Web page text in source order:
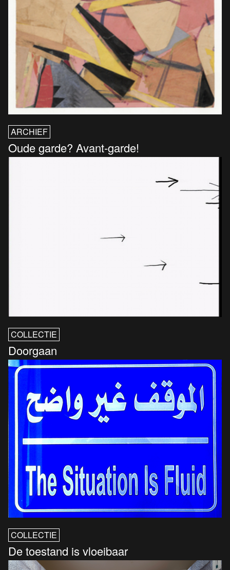
ARCHIEF
Oude garde? Avant-garde!
COLLECTIE
Doorgaan
COLLECTIE
De toestand is vloeibaar